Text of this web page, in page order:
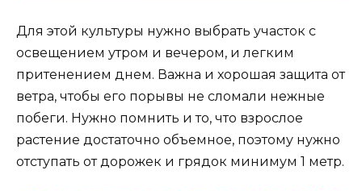
Для этой культуры нужно выбрать участок с
освещением утром и вечером, и легким
притенением днем. Важна и хорошая защита от
ветра, чтобы его порывы не сломали нежные
побеги. Нужно помнить и то, что взрослое
растение достаточно объемное, поэтому нужно
отступать от дорожек и грядок минимум 1 метр.